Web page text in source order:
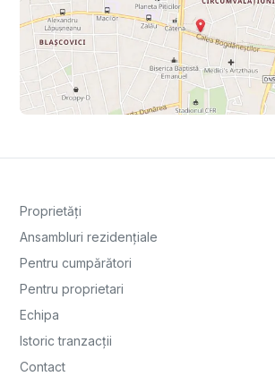
Proprietăți
Ansambluri rezidențiale
Pentru cumpărători
Pentru proprietari
Echipa
Istoric tranzacții
Contact